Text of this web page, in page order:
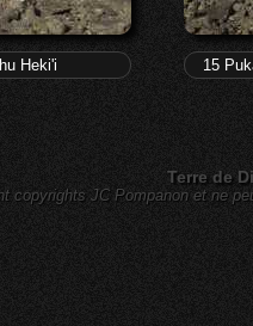
Heki'i 15
Terre de
copyrights JC Pompanon et ne